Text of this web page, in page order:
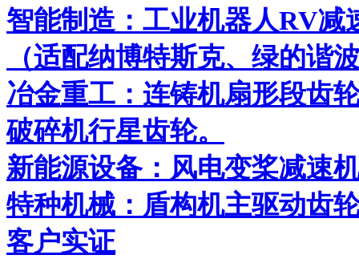
智能制造：工业机器人RV减
（适配纳博特斯克、绿的谐
冶金重工：连铸机扇形段齿
破碎机行星齿轮。
新能源设备：风电变桨减速
特种机械：盾构机主驱动齿
客户实证